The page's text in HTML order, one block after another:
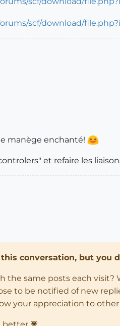
manège enchanté!
et refaire les
conversation, but you
same posts each
to be notified of new
your appreciation to
💗